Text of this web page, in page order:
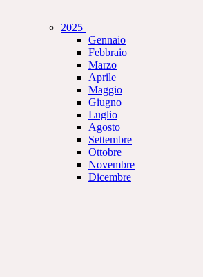
2025
Gennaio
Febbraio
Marzo
Aprile
Maggio
Giugno
Luglio
Agosto
Settembre
Ottobre
Novembre
Dicembre